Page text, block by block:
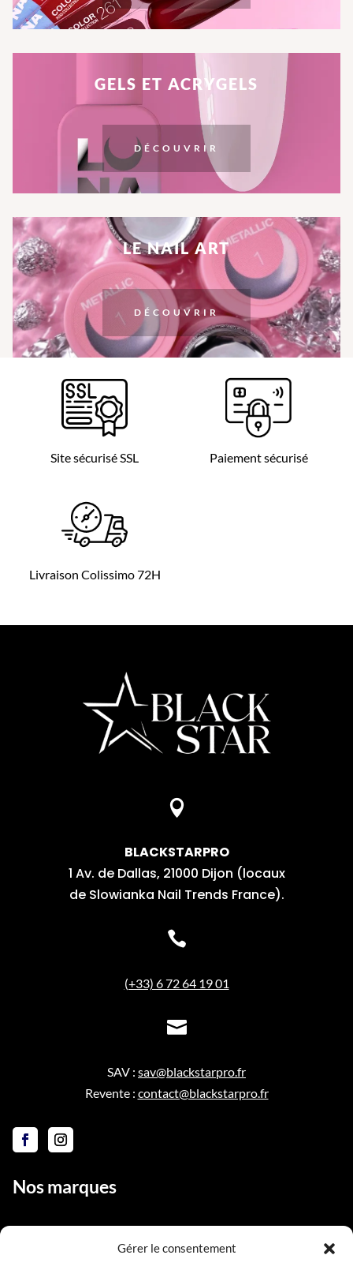
Gérer le consentement
GELS ET ACRYGELS
DÉCOUVRIR
LE NAIL ART
DÉCOUVRIR
Site sécurisé SSL Paiement sécurisé
Livraison Colissimo 72H

BLACKSTARPRO
1 Av. de Dallas, 21000 Dijon (locaux
de Slowianka Nail Trends France).

(+33) 6 72 64 19 01

SAV : sav@blackstarpro.fr
Revente : contact@blackstarpro.fr
Nos marques